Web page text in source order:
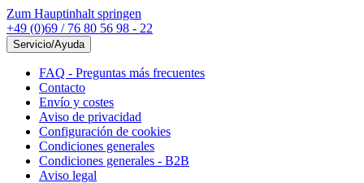
Zum Hauptinhalt springen
+49 (0)69 / 76 80 56 98 - 22
Servicio/Ayuda
FAQ - Preguntas más frecuentes
Contacto
Envío y costes
Aviso de privacidad
Configuración de cookies
Condiciones generales
Condiciones generales - B2B
Aviso legal